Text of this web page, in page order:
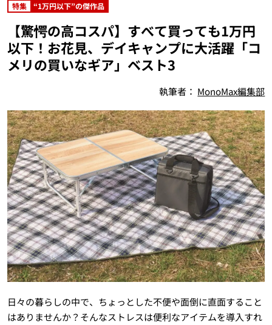
特集 “1万円以下”の傑作品
【驚愕の高コスパ】すべて買っても1万円
以下！お花見、デイキャンプに大活躍「コ
メリの買いなギア」ベスト3
執筆者： MonoMax編集部
日々の暮らしの中で、ちょっとした不便や面倒に直面すること
はありませんか？そんなストレスは便利なアイテムを導入すれ